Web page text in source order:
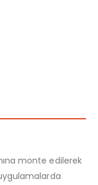
monte edilerek